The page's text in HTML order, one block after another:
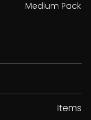
Medium Pack
Items